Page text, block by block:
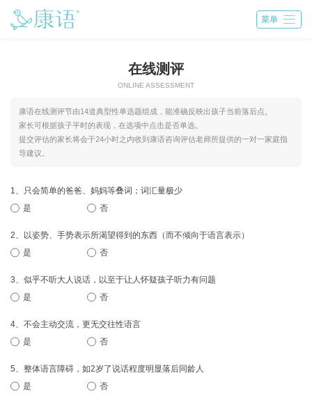
菜单 
在线测评
ONLINE ASSESSMENT
康语在线测评节由14道典型性单选题组成，能准确反映出孩子当前落后点。
家长可根据孩子平时的表现，在选项中点击是否单选。
提交评估的家长将会于24小时之内收到康语咨询评估老师所提供的一对一家庭指
导建议。
1、只会简单的爸爸、妈妈等叠词；词汇量极少
是
否
2、以姿势、手势表示所渴望得到的东西（而不倾向于语言表示）
是
否
3、似乎不听大人说话，以至于让人怀疑孩子听力有问题
是
否
4、不会主动交流，更无交往性语言
是
否
5、整体语言障碍，如2岁了说话程度明显落后同龄人
是
否